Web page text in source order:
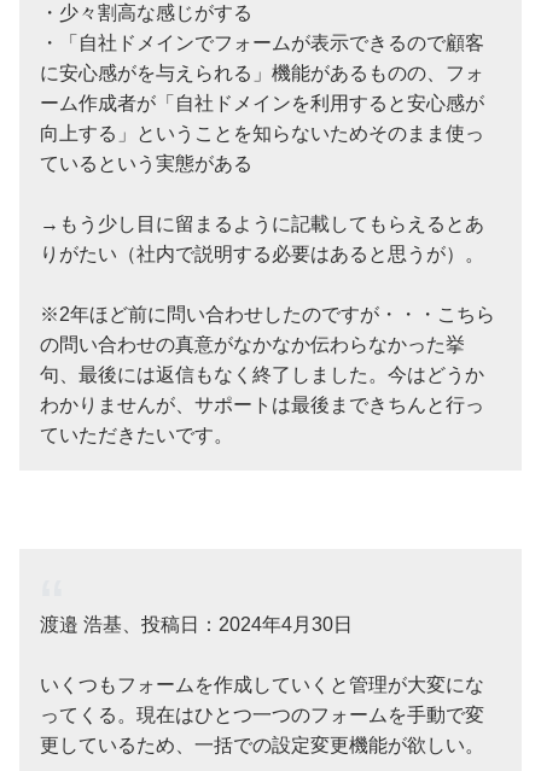
・少々割高な感じがする
・「自社ドメインでフォームが表示できるので顧客
に安心感がを与えられる」機能があるものの、フォ
ーム作成者が「自社ドメインを利用すると安心感が
向上する」ということを知らないためそのまま使っ
ているという実態がある
→もう少し目に留まるように記載してもらえるとあ
りがたい（社内で説明する必要はあると思うが）。
※2年ほど前に問い合わせしたのですが・・・こちら
の問い合わせの真意がなかなか伝わらなかった挙
句、最後には返信もなく終了しました。今はどうか
わかりませんが、サポートは最後まできちんと行っ
ていただきたいです。
渡邉 浩基、投稿日：2024年4月30日
いくつもフォームを作成していくと管理が大変にな
ってくる。現在はひとつ一つのフォームを手動で変
更しているため、一括での設定変更機能が欲しい。